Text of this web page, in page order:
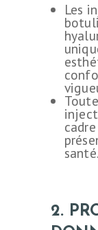
Les
santé.
2.